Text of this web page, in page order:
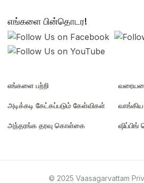
எங்களை பின்தொடர!
எங்களை பற்றி
அடிக்கடி கேட்கப்படும் கேள்விகள்
அந்தரங்க தரவு கொள்கை
© 2025 Vaasagarvattam